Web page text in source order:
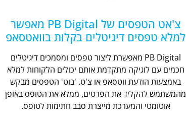
צ'אט הטפסים של PB Digital מאפשר
למלא טפסים דיגיטלים בקלות בוואטסאפ
PB Digital מאפשרת ליצור טפסים ומסמכים דיגיטלים
חכמים עם לוגיקה מתקדמת אותם יכולים הלקוחות למלא
באמצעות הודעת ווטסאפ או צ'ט. 'בוט' הטפסים מבקש
מהמשתמש להקליד את הפרטים, ממלא את הטופס באופן
אוטומטי והמערכת מייצרת סבב חתימות לטופס.